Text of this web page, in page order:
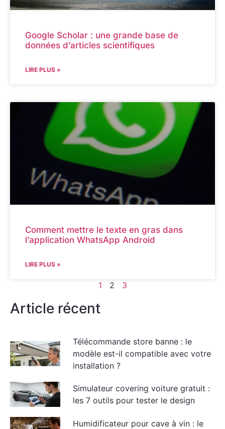
Google Scholar : une grande base de
données d’articles scientifiques
LIRE PLUS »
Comment mettre le texte en gras dans
l’application WhatsApp Android
LIRE PLUS »
1 2 3
Article récent
Télécommande store banne : le
modèle est-il compatible avec votre
installation ?
Simulateur covering voiture gratuit :
les 7 outils pour tester le design
Humidificateur pour cave à vin : le